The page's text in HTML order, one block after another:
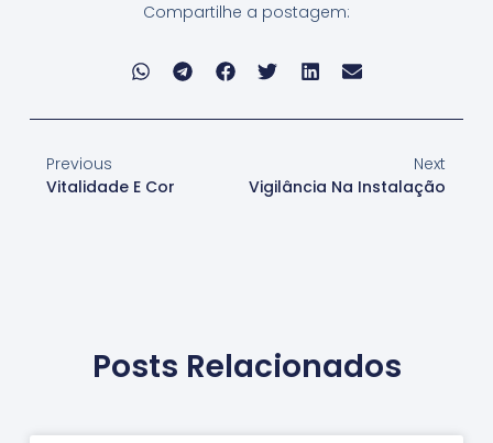
Compartilhe a postagem:
Previous
Vitalidade E Cor
Next
Vigilância Na Instalação
Posts Relacionados